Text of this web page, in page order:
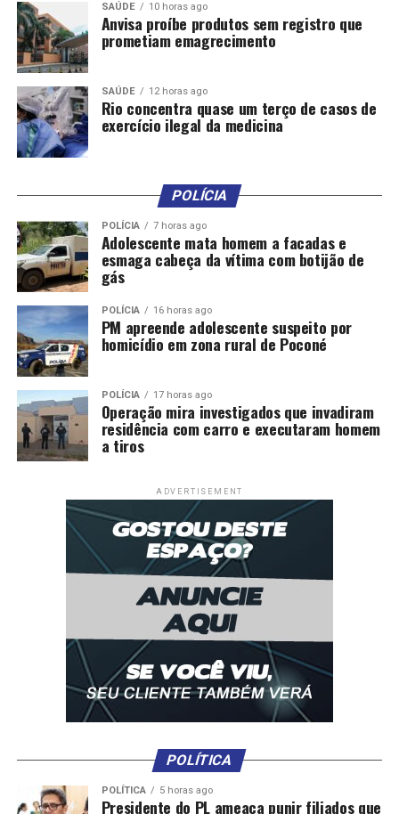
SAÚDE 10 horas ago
Anvisa proíbe produtos sem registro que
prometiam emagrecimento
SAÚDE 12 horas ago
Rio concentra quase um terço de casos de
exercício ilegal da medicina
POLÍCIA
POLÍCIA 7 horas ago
Adolescente mata homem a facadas e
esmaga cabeça da vítima com botijão de
gás
POLÍCIA 16 horas ago
PM apreende adolescente suspeito por
homicídio em zona rural de Poconé
POLÍCIA 17 horas ago
Operação mira investigados que invadiram
residência com carro e executaram homem
a tiros
ADVERTISEMENT
POLÍTICA
POLÍTICA 5 horas ago
Presidente do PL ameaça punir filiados que